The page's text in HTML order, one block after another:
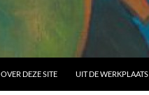
OVER DEZE SITE UIT DE WERKPLAATS